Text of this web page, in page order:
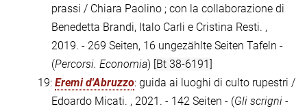
prassi / Chiara Paolino ; con la collaborazione di
Benedetta Brandi, Italo Carli e Cristina Resti. ,
2019. - 269 Seiten, 16 ungezählte Seiten Tafeln -
(Percorsi. Economia) [Bt 38-6191]
19: Eremi d'Abruzzo: guida ai luoghi di culto rupestri /
Edoardo Micati. , 2021. - 142 Seiten - (Gli scrigni -